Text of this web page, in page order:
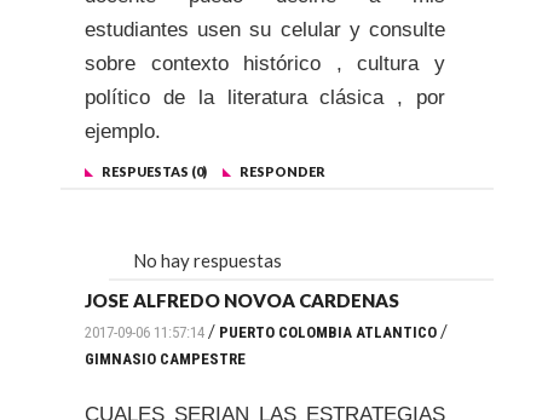
estudiantes usen su celular y consulte
sobre contexto histórico , cultura y
político de la literatura clásica , por
ejemplo.
RESPUESTAS (0) RESPONDER
No hay respuestas
JOSE ALFREDO NOVOA CARDENAS
2017-09-06 11:57:14 / PUERTO COLOMBIA ATLANTICO /
GIMNASIO CAMPESTRE
CUALES SERIAN LAS ESTRATEGIAS